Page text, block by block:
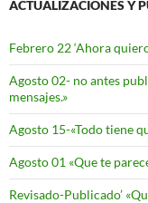
ACTUALIZACIONES Y
Febrero 22 ‘Ahora
Agosto 02- no antes
mensajes.»
Agosto 15-«Todo tiene
Agosto 01 «Que te
Revisado-Publicado’